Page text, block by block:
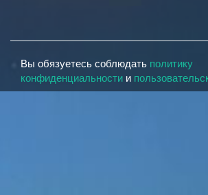
Вы обязуетесь соблюдать политику
конфиденциальности и